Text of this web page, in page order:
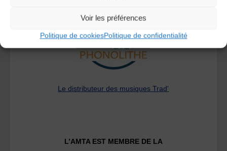
Voir les préférences
Politique de cookiesPolitique de confidentialité
Le distributeur des musiques Trad'
L’AMTA EST MEMBRE DE LA